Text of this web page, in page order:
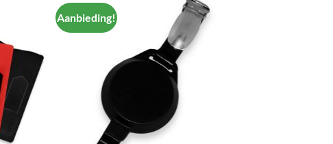
Aanbieding!